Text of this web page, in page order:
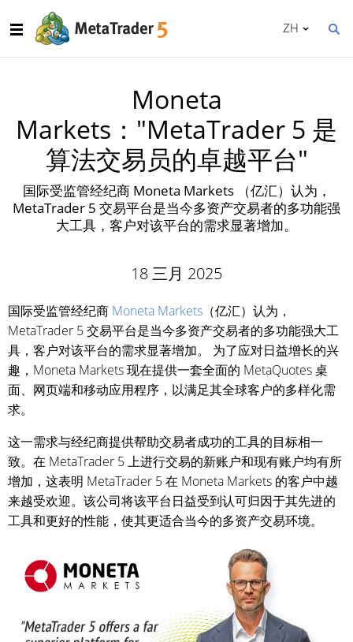
ZH
Moneta
Markets："MetaTrader 5 是
算法交易员的卓越平台"
国际受监管经纪商 Moneta Markets （亿汇）认为，
MetaTrader 5 交易平台是当今多资产交易者的多功能强
大工具，客户对该平台的需求显著增加。
18 三月 2025
国际受监管经纪商 Moneta Markets （亿汇）认为，
MetaTrader 5 交易平台是当今多资产交易者的多功能强大工
具，客户对该平台的需求显著增加。 为了应对日益增长的兴
趣，Moneta Markets 现在提供一套全面的 MetaQuotes 桌
面、网页端和移动应用程序，以满足其全球客户的多样化需
求。
这一需求与经纪商提供帮助交易者成功的工具的目标相一
致。在 MetaTrader 5 上进行交易的新账户和现有账户均有所
增加，这表明 MetaTrader 5 在 Moneta Markets 的客户中越
来越受欢迎。该公司将该平台日益受到认可归因于其先进的
工具和更好的性能，使其更适合当今的多资产交易环境。